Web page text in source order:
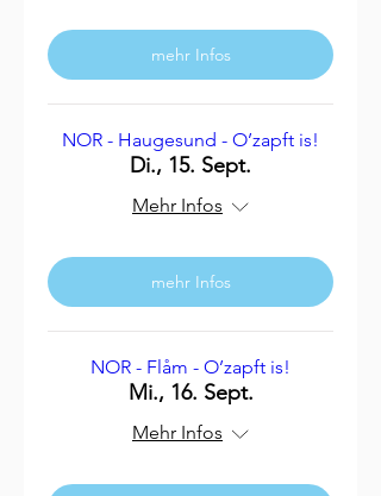
mehr Infos
NOR - Haugesund - O’zapft is!
Di., 15. Sept.
Mehr Infos
mehr Infos
NOR - Flåm - O’zapft is!
Mi., 16. Sept.
Mehr Infos